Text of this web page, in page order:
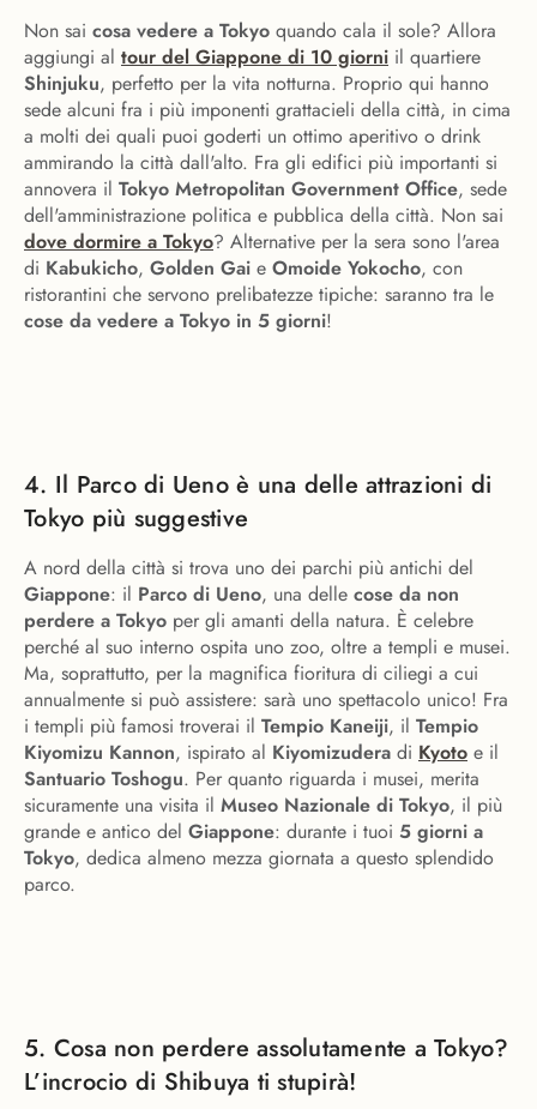
Non sai cosa vedere a Tokyo quando cala il sole? Allora
aggiungi al tour del Giappone di 10 giorni il quartiere
Shinjuku, perfetto per la vita notturna. Proprio qui hanno
sede alcuni fra i più imponenti grattacieli della città, in cima
a molti dei quali puoi goderti un ottimo aperitivo o drink
ammirando la città dall'alto. Fra gli edifici più importanti si
annovera il Tokyo Metropolitan Government Office, sede
dell'amministrazione politica e pubblica della città. Non sai
dove dormire a Tokyo? Alternative per la sera sono l'area
di Kabukicho, Golden Gai e Omoide Yokocho, con
ristorantini che servono prelibatezze tipiche: saranno tra le
cose da vedere a Tokyo in 5 giorni!
4. Il Parco di Ueno è una delle attrazioni di
Tokyo più suggestive
A nord della città si trova uno dei parchi più antichi del
Giappone: il Parco di Ueno, una delle cose da non
perdere a Tokyo per gli amanti della natura. È celebre
perché al suo interno ospita uno zoo, oltre a templi e musei.
Ma, soprattutto, per la magnifica fioritura di ciliegi a cui
annualmente si può assistere: sarà uno spettacolo unico! Fra
i templi più famosi troverai il Tempio Kaneiji, il Tempio
Kiyomizu Kannon, ispirato al Kiyomizudera di Kyoto e il
Santuario Toshogu. Per quanto riguarda i musei, merita
sicuramente una visita il Museo Nazionale di Tokyo, il più
grande e antico del Giappone: durante i tuoi 5 giorni a
Tokyo, dedica almeno mezza giornata a questo splendido
parco.
5. Cosa non perdere assolutamente a Tokyo?
L’incrocio di Shibuya ti stupirà!